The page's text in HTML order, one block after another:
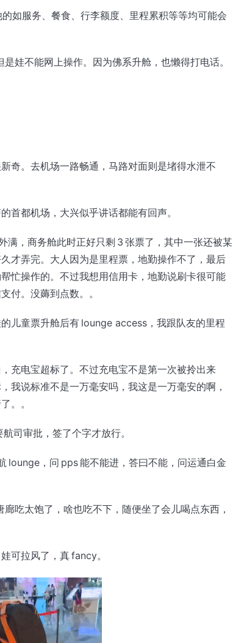
如服务、餐食、行李额度、里程累积等等均可能会
娃不能网上操作。因为佛系升舱，也懒得打电话。
奇。去机场一路畅通，马路对面则是堵得水泄不
都机场，大兴似乎讲话都能有回声。
满，商务舱此时正好只剩 3 张票了，其中一张还被某
才弄完。大人因为是里程票，地勤操作不了，最后
忙操作的。不过我想用信用卡，地勤说刷卡很可能
付。没薅到点数。。
儿童票升舱后有 lounge access，我跟队友的里程
充电宝超标了。不过充电宝不是第一次被拎出来
我说标准不是一万毫安吗，我这是一万毫安的啊，
。。
司审批，签了个字才放行。
lounge，问 pps 能不能进，答曰不能，问运通白金
吃太饱了，啥也吃不下，随便坐了会儿喝点东西，
可拉风了，真 fancy。